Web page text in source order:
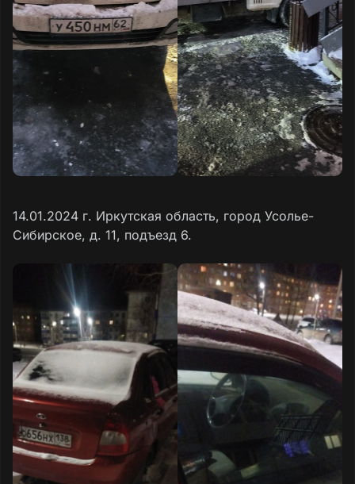
14.01.2024 г. Иркутская область, город Усолье-
Сибирское, д. 11, подъезд 6.